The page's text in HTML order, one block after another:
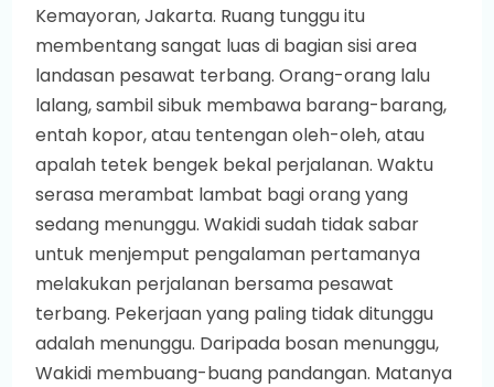
Kemayoran, Jakarta. Ruang tunggu itu
membentang sangat luas di bagian sisi area
landasan pesawat terbang. Orang-orang lalu
lalang, sambil sibuk membawa barang-barang,
entah kopor, atau tentengan oleh-oleh, atau
apalah tetek bengek bekal perjalanan. Waktu
serasa merambat lambat bagi orang yang
sedang menunggu. Wakidi sudah tidak sabar
untuk menjemput pengalaman pertamanya
melakukan perjalanan bersama pesawat
terbang. Pekerjaan yang paling tidak ditunggu
adalah menunggu. Daripada bosan menunggu,
Wakidi membuang-buang pandangan. Matanya